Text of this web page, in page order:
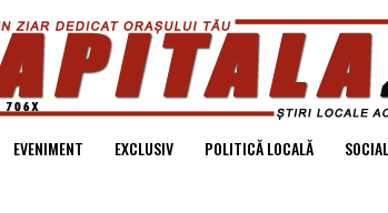
EVENIMENT EXCLUSIV POLITICĂ LOCALĂ SOCIAL